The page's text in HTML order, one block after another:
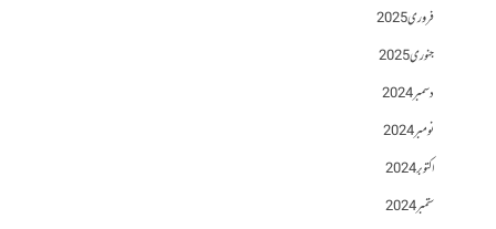
فروری 2025
جنوری 2025
دسمبر 2024
نومبر 2024
اکتوبر 2024
ستمبر 2024